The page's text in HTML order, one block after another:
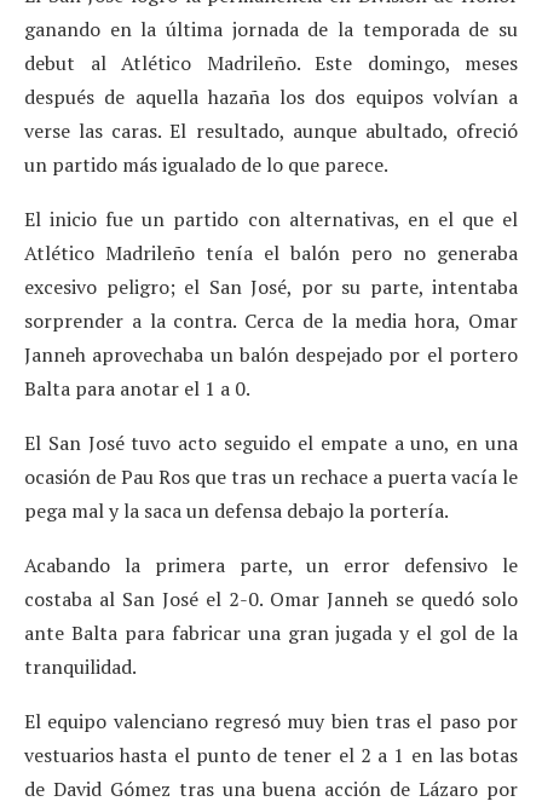
ganando en la última jornada de la temporada de su
debut al Atlético Madrileño. Este domingo, meses
después de aquella hazaña los dos equipos volvían a
verse las caras. El resultado, aunque abultado, ofreció
un partido más igualado de lo que parece.
El inicio fue un partido con alternativas, en el que el
Atlético Madrileño tenía el balón pero no generaba
excesivo peligro; el San José, por su parte, intentaba
sorprender a la contra. Cerca de la media hora, Omar
Janneh aprovechaba un balón despejado por el portero
Balta para anotar el 1 a 0.
El San José tuvo acto seguido el empate a uno, en una
ocasión de Pau Ros que tras un rechace a puerta vacía le
pega mal y la saca un defensa debajo la portería.
Acabando la primera parte, un error defensivo le
costaba al San José el 2-0. Omar Janneh se quedó solo
ante Balta para fabricar una gran jugada y el gol de la
tranquilidad.
El equipo valenciano regresó muy bien tras el paso por
vestuarios hasta el punto de tener el 2 a 1 en las botas
de David Gómez tras una buena acción de Lázaro por